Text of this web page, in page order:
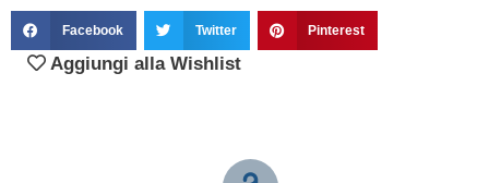
Facebook Twitter Pinterest
Aggiungi alla Wishlist